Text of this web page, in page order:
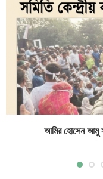
আমির হোসেন আমু